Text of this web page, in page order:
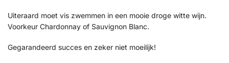
Uiteraard moet vis zwemmen in een mooie droge witte wijn.
Voorkeur Chardonnay of Sauvignon Blanc.
Gegarandeerd succes en zeker niet moeilijk!